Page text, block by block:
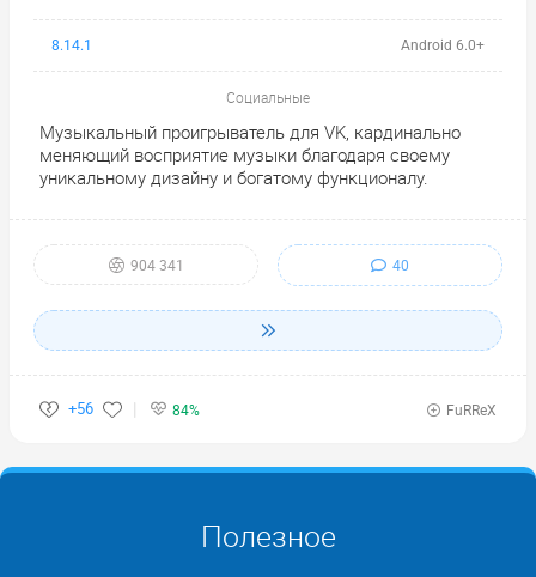
8.14.1 Android 6.0+
Социальные
Музыкальный проигрыватель для VK, кардинально
меняющий восприятие музыки благодаря своему
уникальному дизайну и богатому функционалу.
904 341 40
+56 84% FuRReX
Полезное